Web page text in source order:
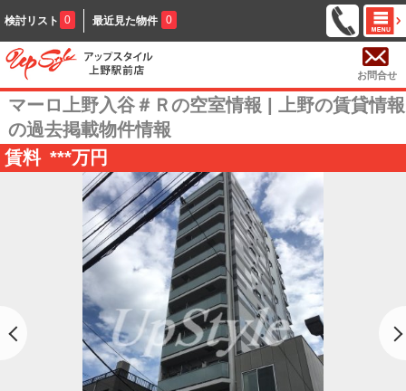
検討リスト 0 最近見た物件 0
お問合せ
マーロ上野入谷＃Ｒの空室情報 | 上野の賃貸情報
の過去掲載物件情報
賃料 ***万円